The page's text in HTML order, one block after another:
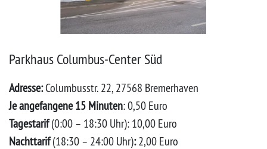
Parkhaus Columbus-Center Süd
Adresse:Columbusstr. 22, 27568 Bremerhaven
Je angefangene 15 Minuten: 0,50 Euro
Tagestarif(0:00 – 18:30 Uhr): 10,00 Euro
Nachttarif(18:30 – 24:00 Uhr):2,00 Euro